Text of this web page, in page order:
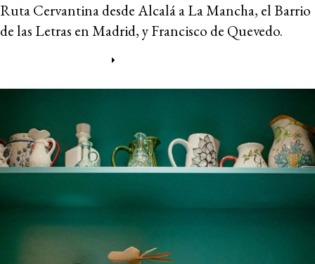
Ruta Cervantina desde Alcalá a La Mancha, el Barrio
de las Letras en Madrid, y Francisco de Quevedo.